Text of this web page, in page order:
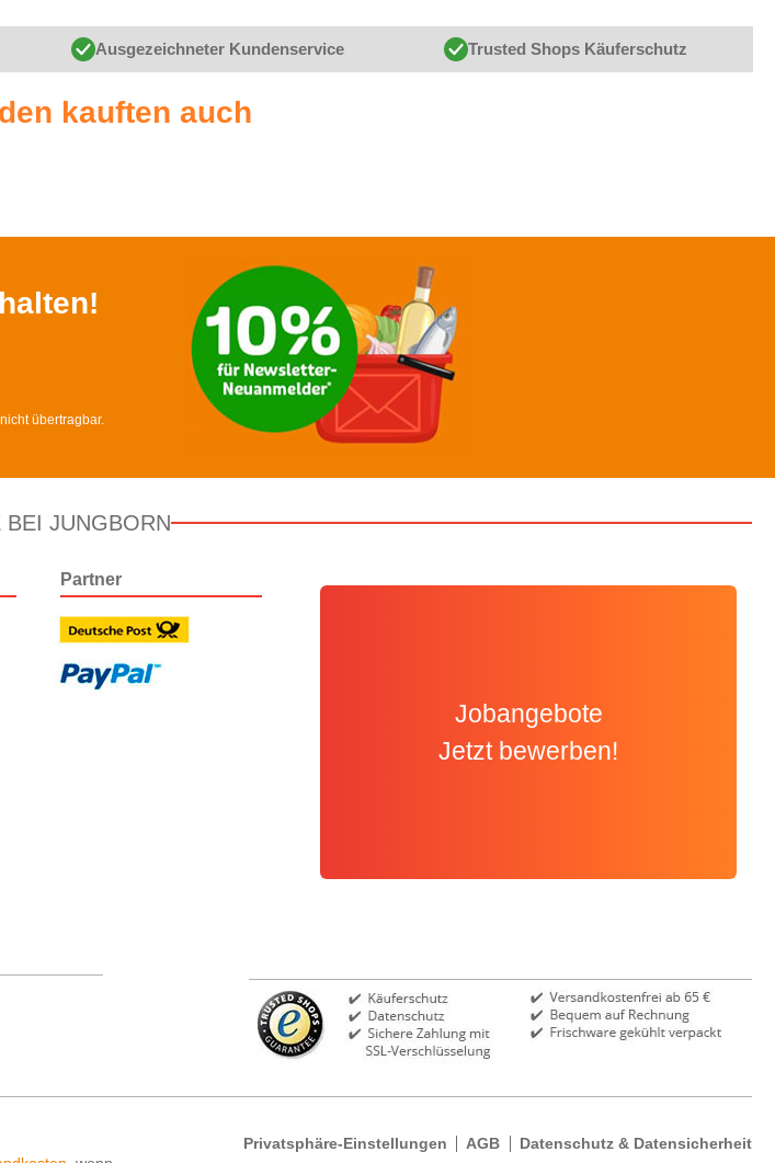
Ausgezeichneter Kundenservice Trusted Shops Käuferschutz
kauften auch
übertragbar.
BEI JUNGBORN
Partner
Jobangebote
Jetzt bewerben!
Privatsphäre-Einstellungen AGB Datenschutz & Datensicherheit